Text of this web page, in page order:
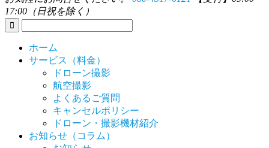
17:00（日祝を除く）
ホーム
サービス（料金）
ドローン撮影
航空撮影
よくあるご質問
キャンセルポリシー
ドローン・撮影機材紹介
お知らせ（コラム）